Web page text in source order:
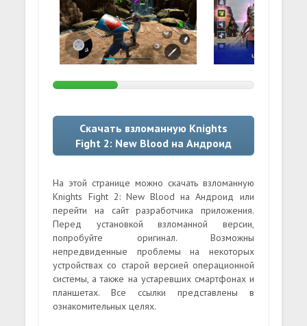
Скачать взломанную Knights
Fight 2: New Blood на Андроид
На этой странице можно скачать взломанную
Knights Fight 2: New Blood на Андроид или
перейти на сайт разработчика приложения.
Перед установкой взломанной версии,
попробуйте оригинал. Возможны
непредвиденные проблемы на некоторых
устройствах со старой версией операционной
системы, а также на устаревших смартфонах и
планшетах. Все ссылки представлены в
ознакомительных целях.